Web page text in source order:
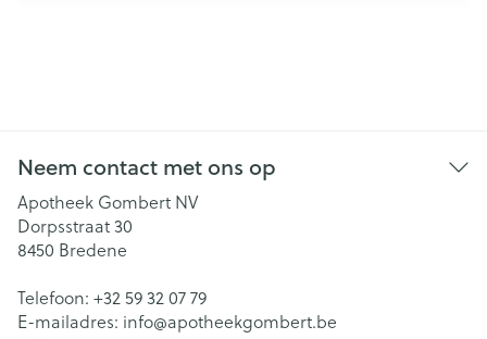
Neem contact met ons op
Apotheek Gombert NV
Dorpsstraat 30
8450 Bredene
Telefoon: +32 59 32 07 79
E-mailadres: info@apotheekgombert.be